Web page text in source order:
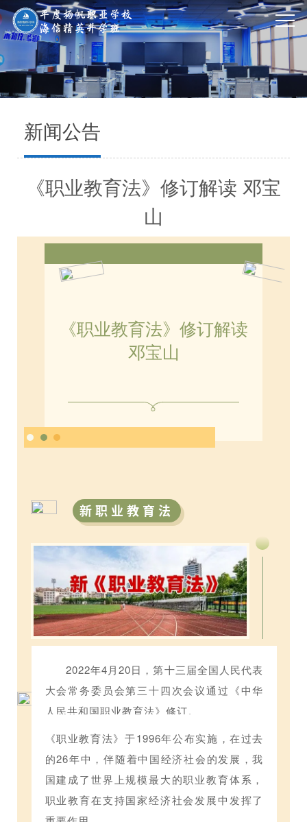
新闻公告
《职业教育法》修订解读 邓宝
山
《职业教育法》修订解读
邓宝山
新职业教育法
2022年4月20日，第十三届全国人民代表
大会常务委员会第三十四次会议通过《中华
人民共和国职业教育法》修订。
《职业教育法》于1996年公布实施，在过去
的26年中，伴随着中国经济社会的发展，我
国建成了世界上规模最大的职业教育体系，
职业教育在支持国家经济社会发展中发挥了